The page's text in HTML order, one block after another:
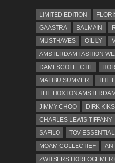
LIMITED EDITION
GAASTRA
BALMAIN
MUSTHAVES
OILILY
AMSTERDAM FASHION
DAMESCOLLECTIE
MALIBU SUMMER
THE
THE HOXTON AMSTERDAM
JIMMY CHOO
DIRK
CHARLES LEWIS TIFFANY
SAFILO
TOV
MOAM-COLLECTIEF
ZWITSERS